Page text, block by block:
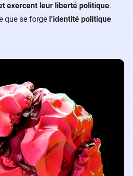
exercent leur liberté politique.
que se forge l’identité politique